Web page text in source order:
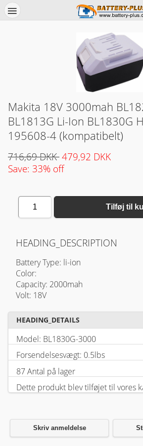
Makita 18V 3000mah
BL1813G Li-Ion BL1830G
195608-4 (kompatibelt)
716,69 DKK479,92 DKK
Save: 33% off
1 Tilføj til
HEADING_DESCRIPTION
Battery Type: li-ion
Color:
Capacity: 2000mah
Volt: 18V
HEADING_DETAILS
Model: BL1830G-3000
Forsendelsesvægt: 0.5lbs
87 Antal på lager
Skriv anmeldelse